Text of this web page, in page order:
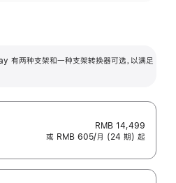
有两种支架和一种支架转换器可选，以满足
RMB 14,499
或 RMB 605/月 (24 期) 起